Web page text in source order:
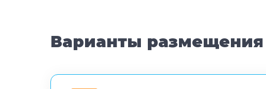
Варианты размещения